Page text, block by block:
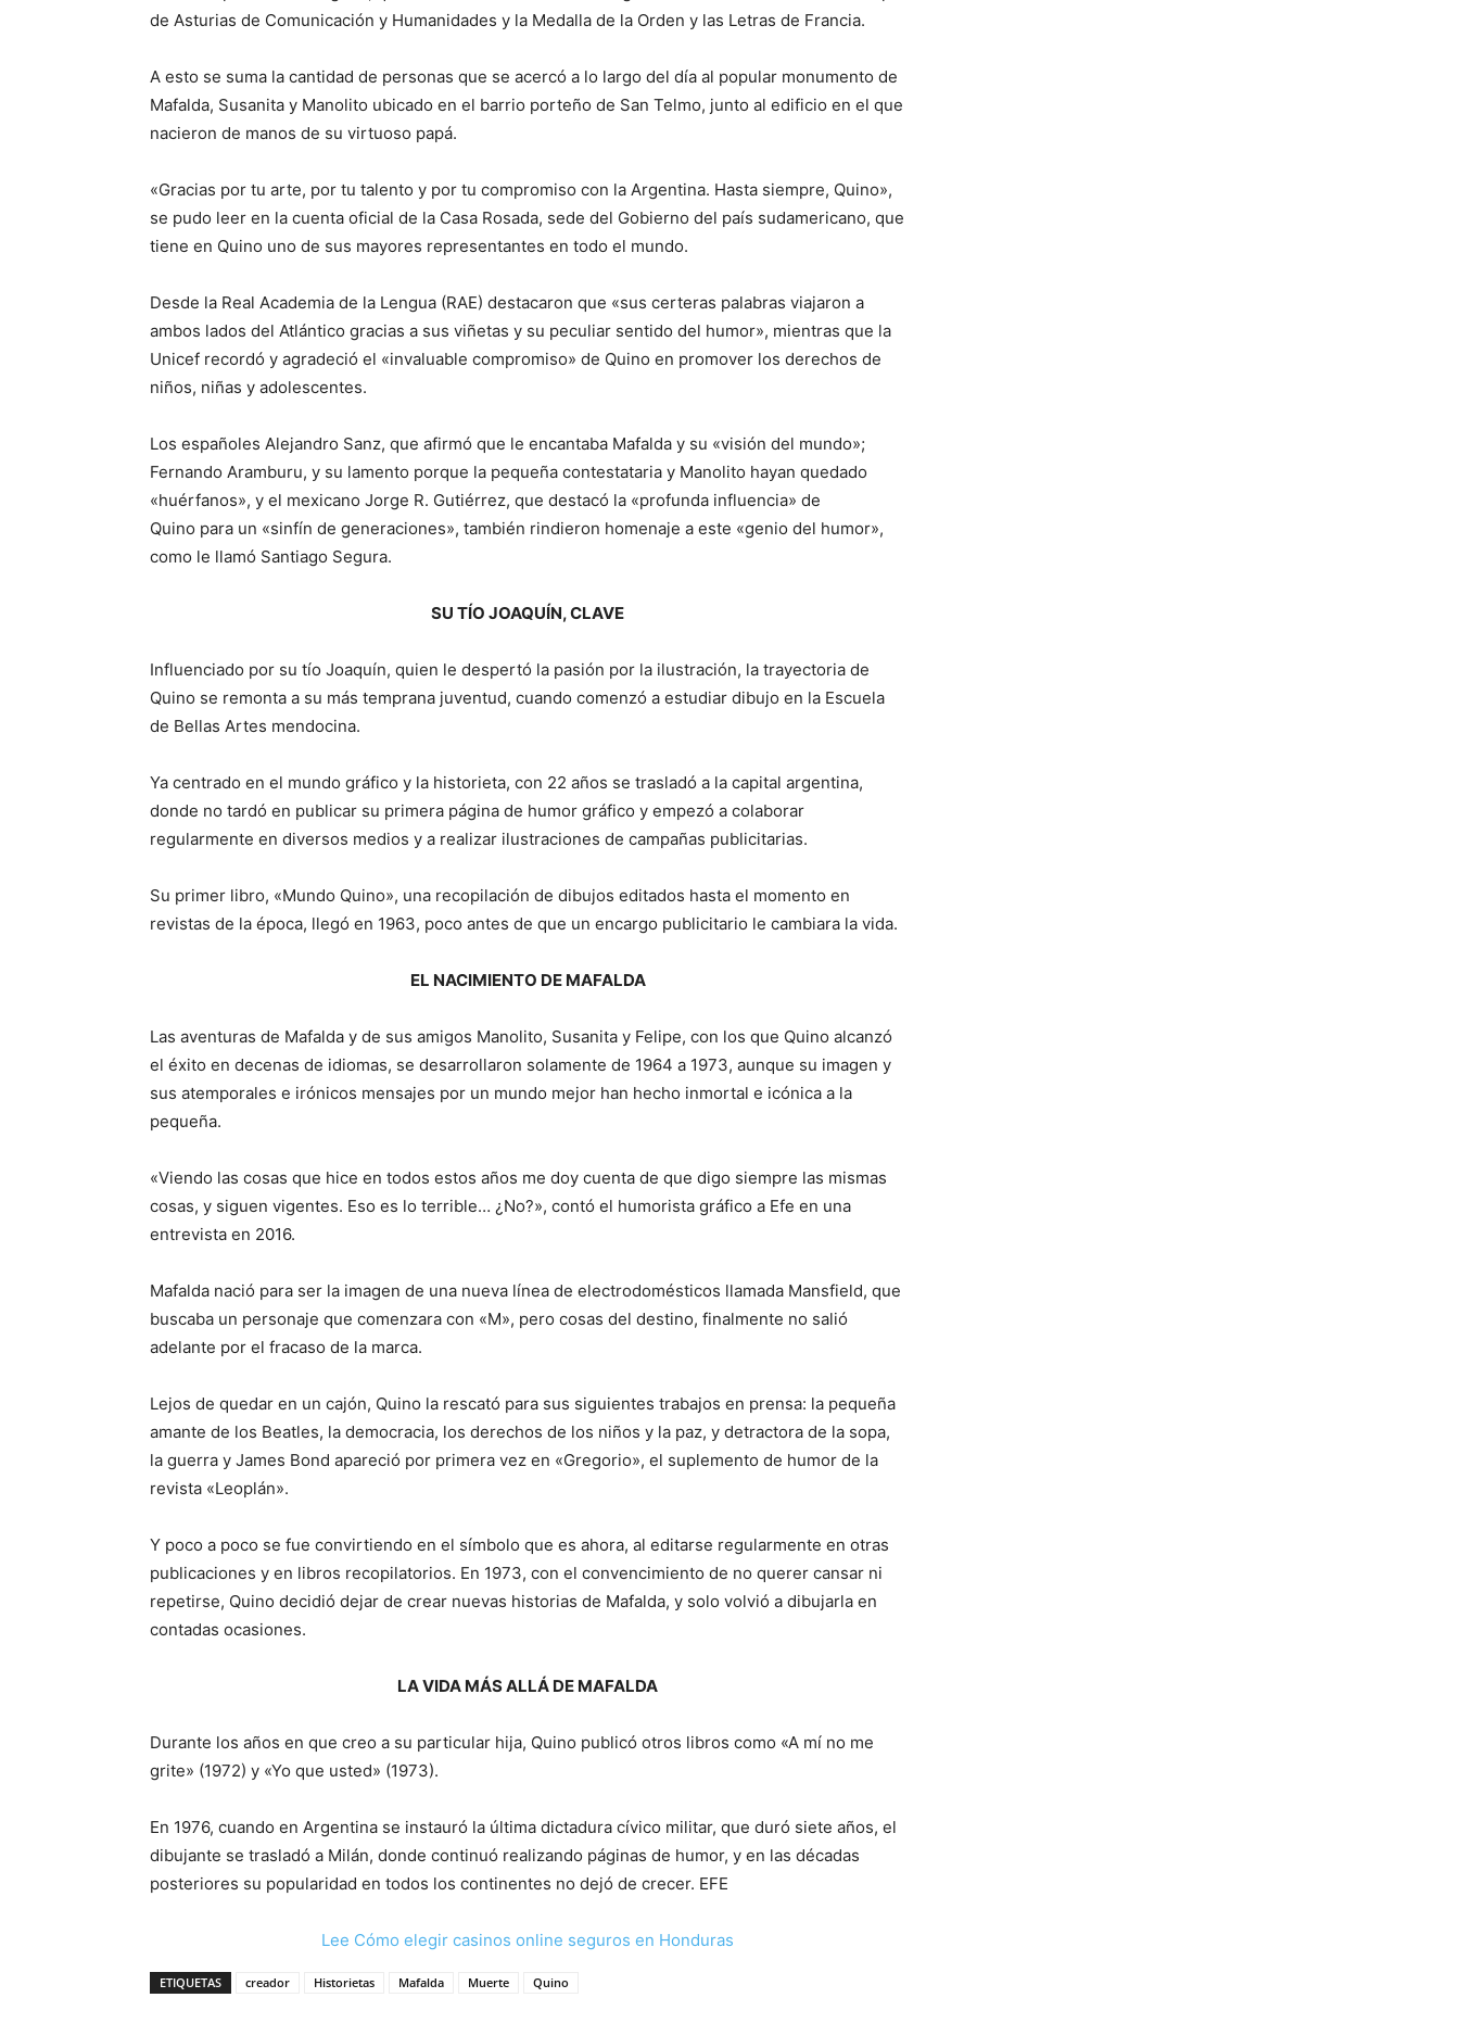
de Asturias de Comunicación y Humanidades y la Medalla de la Orden y las Letras de Francia.
A esto se suma la cantidad de personas que se acercó a lo largo del día al popular monumento de
Mafalda, Susanita y Manolito ubicado en el barrio porteño de San Telmo, junto al edificio en el que
nacieron de manos de su virtuoso papá.
«Gracias por tu arte, por tu talento y por tu compromiso con la Argentina. Hasta siempre, Quino»,
se pudo leer en la cuenta oficial de la Casa Rosada, sede del Gobierno del país sudamericano, que
tiene en Quino uno de sus mayores representantes en todo el mundo.
Desde la Real Academia de la Lengua (RAE) destacaron que «sus certeras palabras viajaron a
ambos lados del Atlántico gracias a sus viñetas y su peculiar sentido del humor», mientras que la
Unicef recordó y agradeció el «invaluable compromiso» de Quino en promover los derechos de
niños, niñas y adolescentes.
Los españoles Alejandro Sanz, que afirmó que le encantaba Mafalda y su «visión del mundo»;
Fernando Aramburu, y su lamento porque la pequeña contestataria y Manolito hayan quedado
«huérfanos», y el mexicano Jorge R. Gutiérrez, que destacó la «profunda influencia» de
Quino para un «sinfín de generaciones», también rindieron homenaje a este «genio del humor»,
como le llamó Santiago Segura.
SU TÍO JOAQUÍN, CLAVE
Influenciado por su tío Joaquín, quien le despertó la pasión por la ilustración, la trayectoria de
Quino se remonta a su más temprana juventud, cuando comenzó a estudiar dibujo en la Escuela
de Bellas Artes mendocina.
Ya centrado en el mundo gráfico y la historieta, con 22 años se trasladó a la capital argentina,
donde no tardó en publicar su primera página de humor gráfico y empezó a colaborar
regularmente en diversos medios y a realizar ilustraciones de campañas publicitarias.
Su primer libro, «Mundo Quino», una recopilación de dibujos editados hasta el momento en
revistas de la época, llegó en 1963, poco antes de que un encargo publicitario le cambiara la vida.
EL NACIMIENTO DE MAFALDA
Las aventuras de Mafalda y de sus amigos Manolito, Susanita y Felipe, con los que Quino alcanzó
el éxito en decenas de idiomas, se desarrollaron solamente de 1964 a 1973, aunque su imagen y
sus atemporales e irónicos mensajes por un mundo mejor han hecho inmortal e icónica a la
pequeña.
«Viendo las cosas que hice en todos estos años me doy cuenta de que digo siempre las mismas
cosas, y siguen vigentes. Eso es lo terrible… ¿No?», contó el humorista gráfico a Efe en una
entrevista en 2016.
Mafalda nació para ser la imagen de una nueva línea de electrodomésticos llamada Mansfield, que
buscaba un personaje que comenzara con «M», pero cosas del destino, finalmente no salió
adelante por el fracaso de la marca.
Lejos de quedar en un cajón, Quino la rescató para sus siguientes trabajos en prensa: la pequeña
amante de los Beatles, la democracia, los derechos de los niños y la paz, y detractora de la sopa,
la guerra y James Bond apareció por primera vez en «Gregorio», el suplemento de humor de la
revista «Leoplán».
Y poco a poco se fue convirtiendo en el símbolo que es ahora, al editarse regularmente en otras
publicaciones y en libros recopilatorios. En 1973, con el convencimiento de no querer cansar ni
repetirse, Quino decidió dejar de crear nuevas historias de Mafalda, y solo volvió a dibujarla en
contadas ocasiones.
LA VIDA MÁS ALLÁ DE MAFALDA
Durante los años en que creo a su particular hija, Quino publicó otros libros como «A mí no me
grite» (1972) y «Yo que usted» (1973).
En 1976, cuando en Argentina se instauró la última dictadura cívico militar, que duró siete años, el
dibujante se trasladó a Milán, donde continuó realizando páginas de humor, y en las décadas
posteriores su popularidad en todos los continentes no dejó de crecer. EFE
Lee Cómo elegir casinos online seguros en Honduras
ETIQUETAS creador Historietas Mafalda Muerte Quino